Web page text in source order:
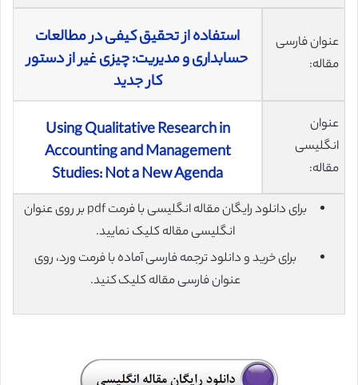
عنوان فارسی
مقاله:
استفاده از تحقیق کیفی در مطالعات
حسابداری و مدیریت: چیزی غیر از دستور
کار جدید
عنوان
انگلیسی
مقاله:
Using Qualitative Research in
Accounting and Management
Studies: Not a New Agenda
برای دانلود رایگان مقاله انگلیسی با فرمت pdf بر روی عنوان
انگلیسی مقاله کلیک نمایید.
برای خرید و دانلود ترجمه فارسی آماده با فرمت ورد، روی
عنوان فارسی مقاله کلیک کنید.